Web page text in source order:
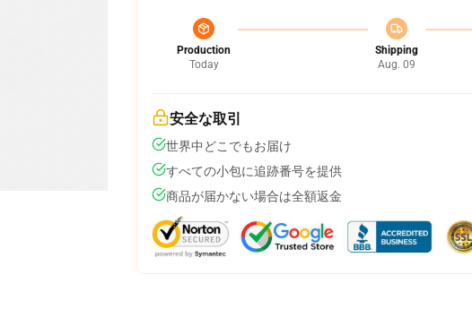
Production
Today
Shipping
Aug. 09
安全な取引
世界中どこでもお届け
すべての小包に追跡番号を提供
商品が届かない場合は全額返金